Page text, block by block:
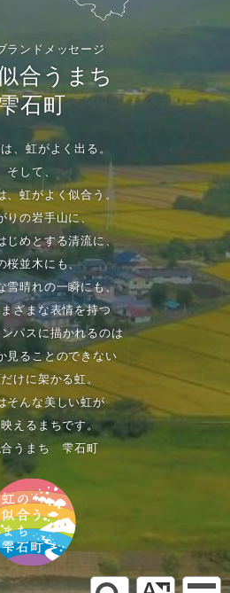
ランドメッセージ
合うまち
石町
、虹がよく出る。
そして、
、虹がよく似合う。
りの岩手山に、
じめとする清流に、
桜並木にも、
雪晴れの一瞬にも、
ざまな表情を持つ
パスに描かれるのは
見ることのできない
けに架かる虹。
そんな美しい虹が
えるまちです。
合うまち 雫石町